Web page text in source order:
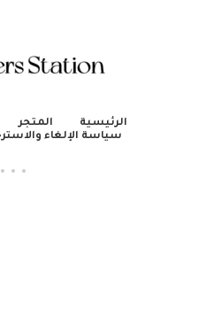
الرئيسية المتجر
سياسة الإلغاء